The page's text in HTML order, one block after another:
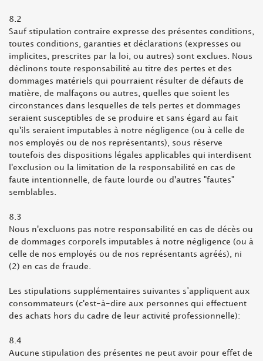
8.2
Sauf stipulation contraire expresse des présentes conditions,
toutes conditions, garanties et déclarations (expresses ou
implicites, prescrites par la loi, ou autres) sont exclues. Nous
déclinons toute responsabilité au titre des pertes et des
dommages matériels qui pourraient résulter de défauts de
matière, de malfaçons ou autres, quelles que soient les
circonstances dans lesquelles de tels pertes et dommages
seraient susceptibles de se produire et sans égard au fait
qu'ils seraient imputables à notre négligence (ou à celle de
nos employés ou de nos représentants), sous réserve
toutefois des dispositions légales applicables qui interdisent
l'exclusion ou la limitation de la responsabilité en cas de
faute intentionnelle, de faute lourde ou d'autres "fautes"
semblables.
8.3
Nous n'excluons pas notre responsabilité en cas de décès ou
de dommages corporels imputables à notre négligence (ou à
celle de nos employés ou de nos représentants agréés), ni
(2) en cas de fraude.
Les stipulations supplémentaires suivantes s’appliquent aux
consommateurs (c'est-à-dire aux personnes qui effectuent
des achats hors du cadre de leur activité professionnelle):
8.4
Aucune stipulation des présentes ne peut avoir pour effet de